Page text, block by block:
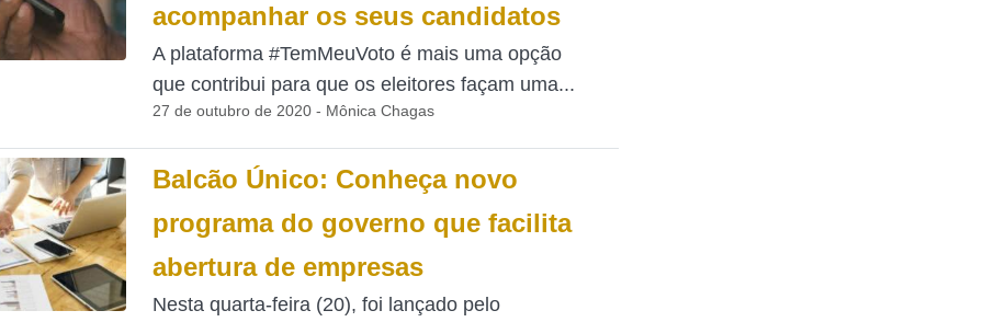
acompanhar os seus candidatos
A plataforma #TemMeuVoto é mais uma opção
que contribui para que os eleitores façam uma...
27 de outubro de 2020 - Mônica Chagas
Balcão Único: Conheça novo
programa do governo que facilita
abertura de empresas
Nesta quarta-feira (20), foi lançado pelo